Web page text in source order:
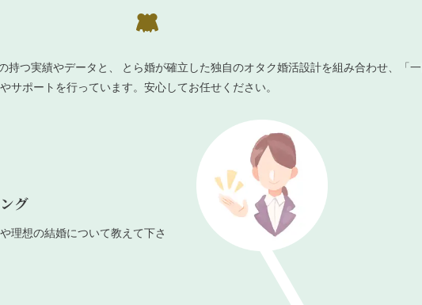
持つ実績やデータと、 とら婚が確立した独自のオタク婚活設計を組み合わせ、「
サポートを行っています。安心してお任せください。
グ
理想の結婚について教えて下さ